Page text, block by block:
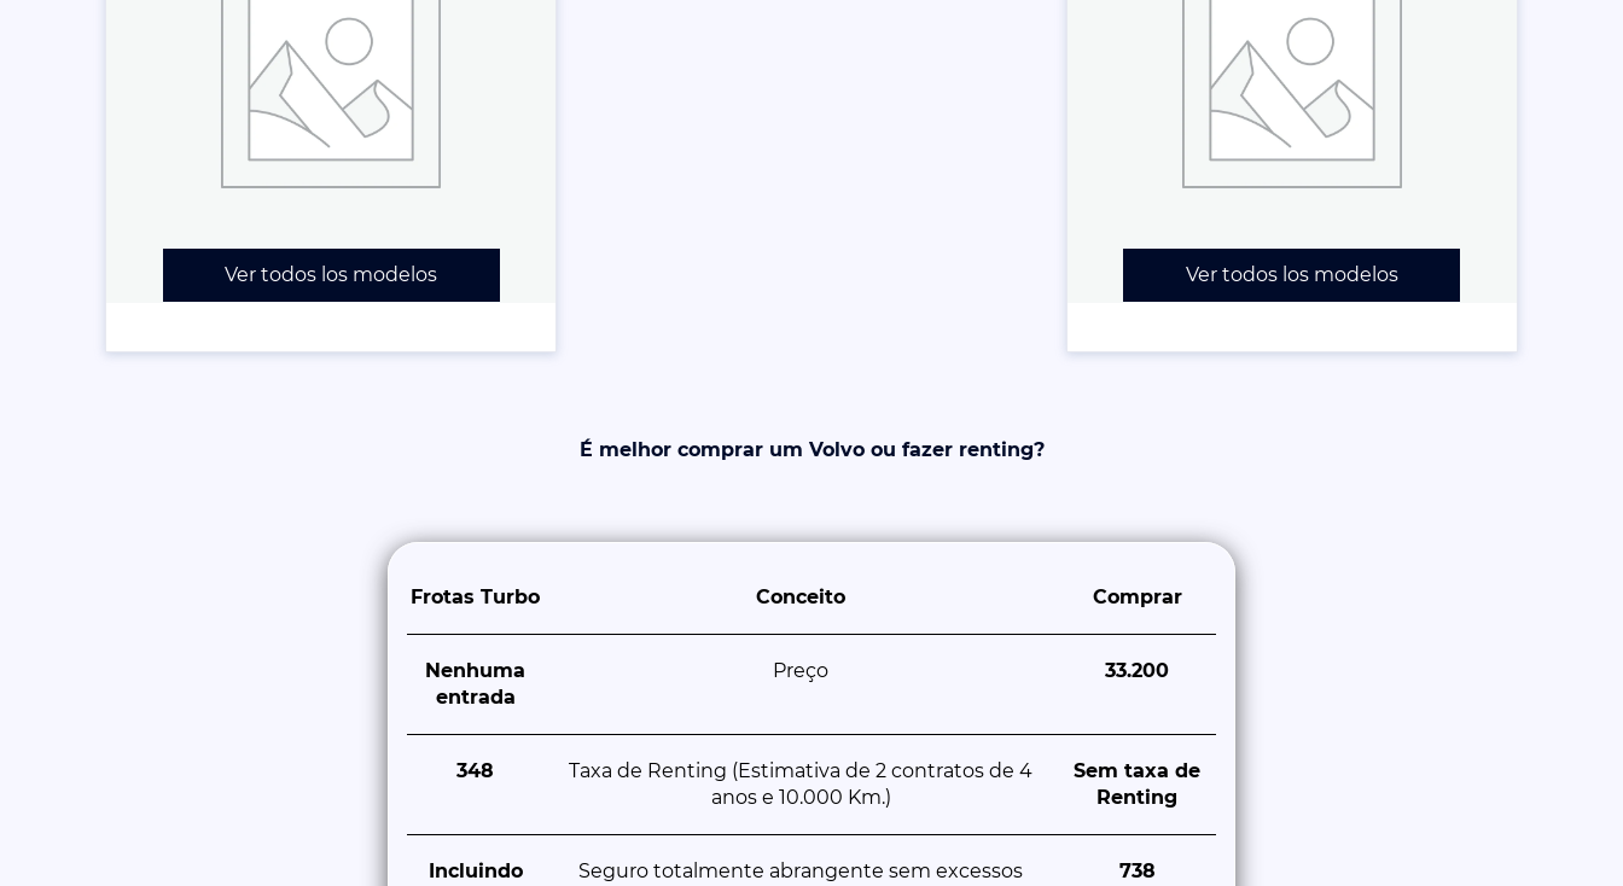
Ver todos los modelos Ver todos los modelos
É melhor comprar um Volvo ou fazer renting?
Frotas Turbo Conceito Comprar
Nenhuma
entrada
Preço 33.200
348
Taxa de Renting (Estimativa de 2 contratos de 4
anos e 10.000 Km.)
Sem taxa de
Renting
Incluindo
Seguro totalmente abrangente sem excessos
738